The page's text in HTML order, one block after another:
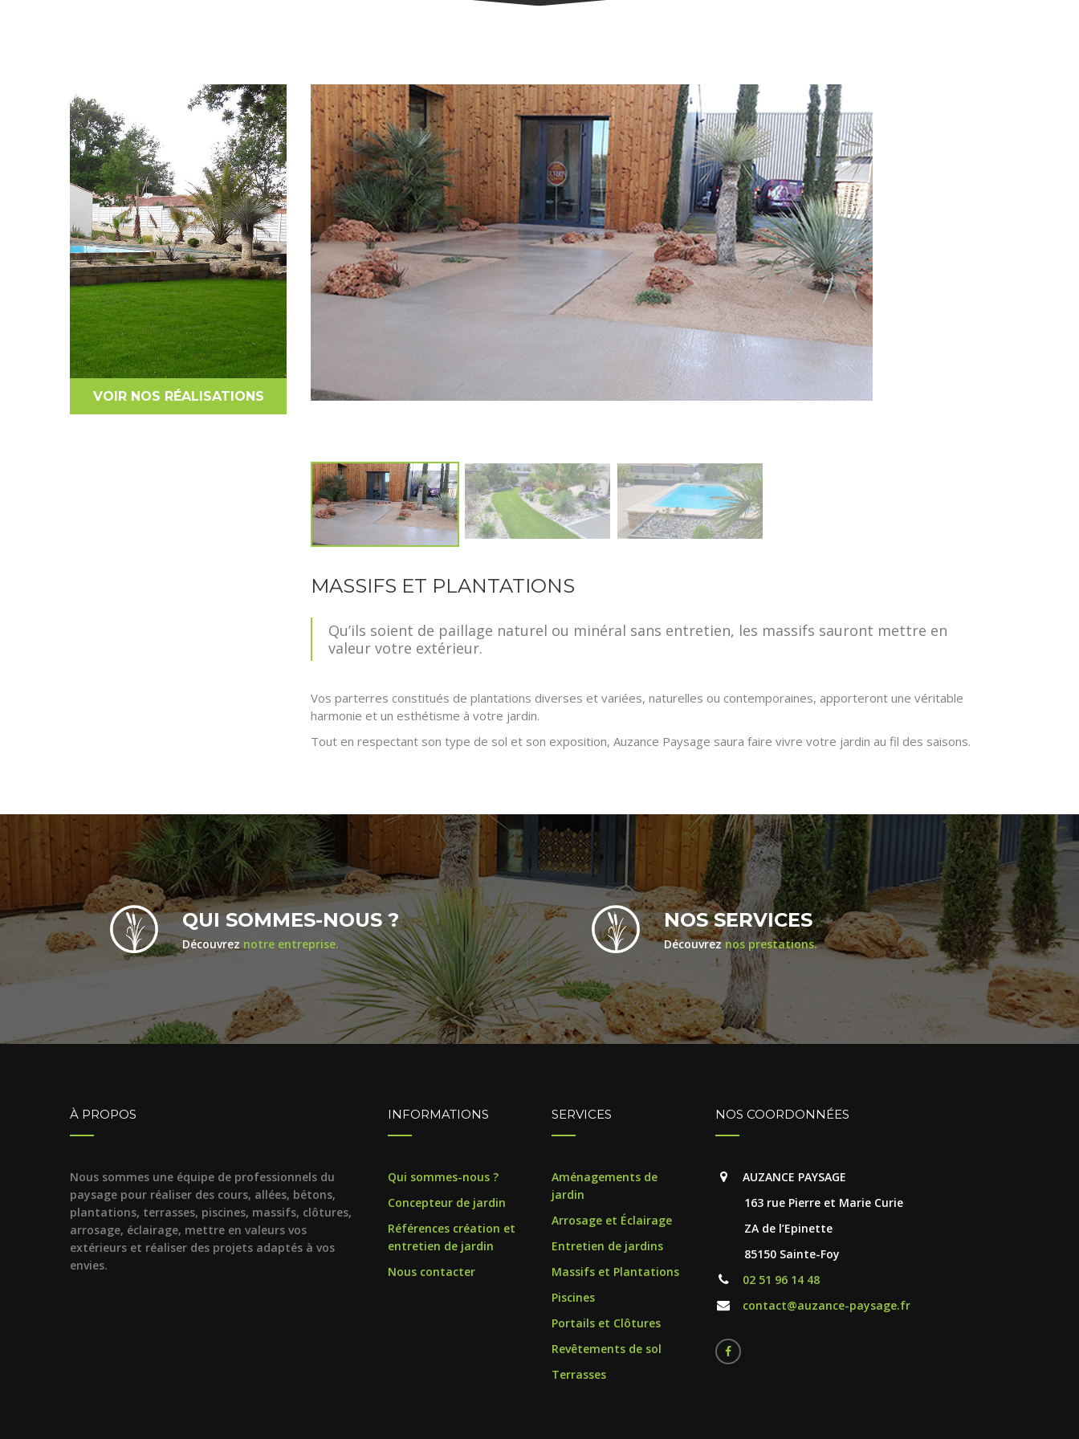
VOIR NOS RÉALISATIONS
MASSIFS ET PLANTATIONS
Qu’ils soient de paillage naturel ou minéral sans entretien, les massifs sauront mettre en
valeur votre extérieur.
Vos parterres constitués de plantations diverses et variées, naturelles ou contemporaines, apporteront une véritable
harmonie et un esthétisme à votre jardin.
Tout en respectant son type de sol et son exposition, Auzance Paysage saura faire vivre votre jardin au fil des saisons.
QUI SOMMES-NOUS ?
Découvrez notre entreprise.
NOS SERVICES
Découvreznos prestations.
À PROPOS
Nous sommes une équipe de professionnels du
paysage pour réaliser des cours, allées, bétons,
plantations, terrasses, piscines, massifs, clôtures,
arrosage, éclairage, mettre en valeurs vos
extérieurs et réaliser des projets adaptés à vos
envies.
INFORMATIONS
Qui sommes-nous ?
Concepteur de jardin
Références création et
entretien de jardin
Nous contacter
SERVICES
Aménagements de
jardin
Arrosage et Éclairage
Entretien de jardins
Massifs et Plantations
Piscines
Portails et Clôtures
Revêtements de sol
Terrasses
NOS COORDONNÉES
AUZANCE PAYSAGE
163 rue Pierre et Marie Curie
ZA de l’Epinette
85150 Sainte-Foy
02 51 96 14 48
contact@auzance-paysage.fr